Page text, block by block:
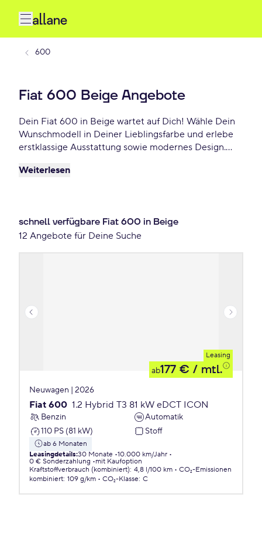
600
Fiat 600 Beige Angebote
Dein Fiat 600 in Beige wartet auf Dich! Wähle Dein
Wunschmodell in Deiner Lieblingsfarbe und erlebe
erstklassige Ausstattung sowie modernes Design.
Finanzierungsoptionen und fahre Dein Fiat 600
Weiterlesen
schnell verfügbare Fiat 600 in Beige
12 Angebote für Deine Suche
Leasing
ab177 € / mtl.
Neuwagen | 2026
Fiat 600 1.2 Hybrid T3 81 kW eDCT ICON
Benzin
Automatik
110 PS (81 kW)
Stoff
ab 6 Monaten
Leasingdetails:30 Monate 10.000 km/Jahr
0 € Sonderzahlung
mit Kaufoption
Kraftstoffverbrauch (kombiniert): 4,8 l/100 km
CO₂-Emissionen
kombiniert: 109 g/km CO₂-Klasse: C